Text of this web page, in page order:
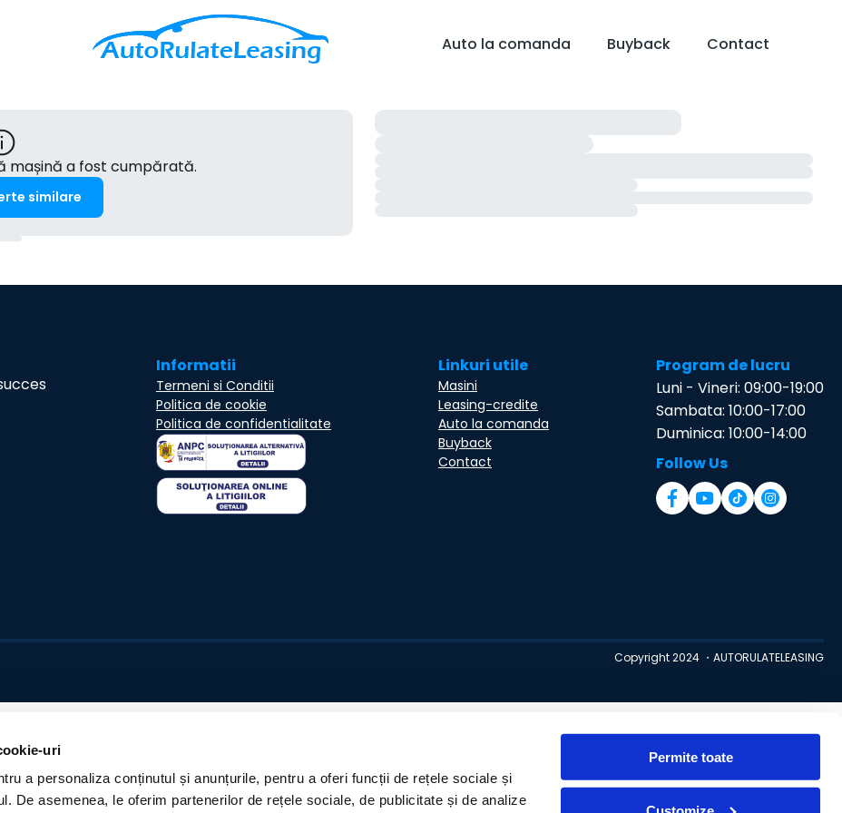
uri
a personaliza conținutul și anunțurile, pentru a oferi funcții de rețele sociale și
De asemenea, le oferim partenerilor de rețele sociale, de publicitate și de analize
Permite toate
Auto la comanda Buyback Contact
mașină a fost cumpărată.
similare
Informatii
Termeni si Conditii
Politica de cookie
Politica de confidentialitate
Linkuri utile
Masini
Leasing-credite
Auto la comanda
Buyback
Contact
Program de lucru
Luni - Vineri: 09:00-19:00
Sambata: 10:00-17:00
Duminica: 10:00-14:00
Follow Us
Copyright 2024 ・AUTORULATELEASING